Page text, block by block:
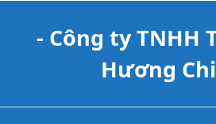
- Công ty TNHH
Hương